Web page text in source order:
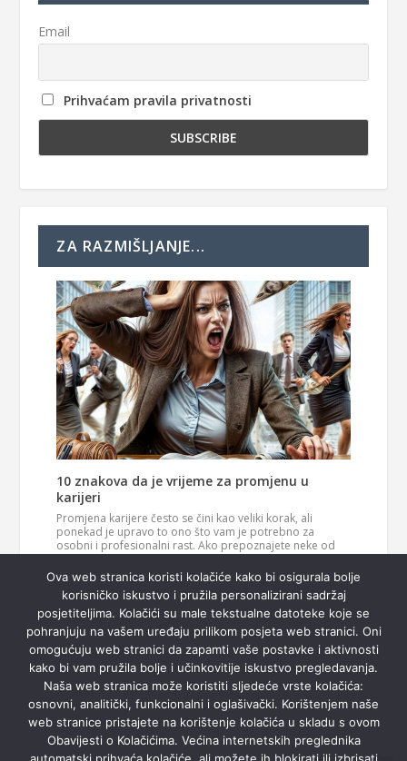
Email
Prihvaćam pravila privatnosti
ZA RAZMIŠLJANJE...
10 znakova da je vrijeme za promjenu u
karijeri
Promjena karijere često se čini kao veliki korak, ali
ponekad je upravo to ono što vam je potrebno za
osobni i profesionalni rast. Ako prepoznajete neke od
ovih znakova, možda je vrijeme da razmislite o novom
smjeru u svom životu. 1. Vaš posao više vas…Pročitaj
više
Ova web stranica koristi kolačiće kako bi osigurala bolje
korisničko iskustvo i pružila personalizirani sadržaj
posjetiteljima. Kolačići su male tekstualne datoteke koje se
pohranjuju na vašem uređaju prilikom posjeta web stranici. Oni
omogućuju web stranici da zapamti vaše postavke i aktivnosti
kako bi vam pružila bolje i učinkovitije iskustvo pregledavanja.
Naša web stranica može koristiti sljedeće vrste kolačića:
osnovni, analitički, funkcionalni i oglašivački. Korištenjem naše
web stranice pristajete na korištenje kolačića u skladu s ovom
Obavijesti o Kolačićima. Većina internetskih preglednika